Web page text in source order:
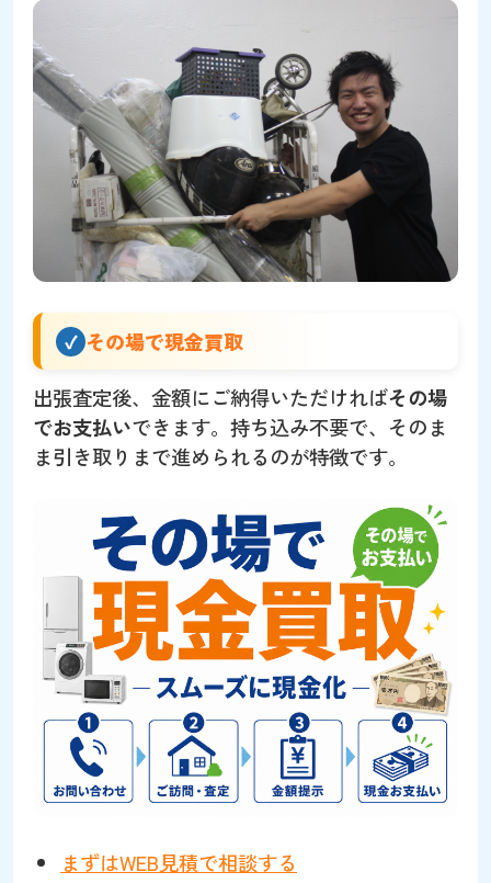
その場で現金買取
出張査定後、金額にご納得いただければその場
でお支払いできます。持ち込み不要で、そのま
ま引き取りまで進められるのが特徴です。
まずはWEB見積で相談する